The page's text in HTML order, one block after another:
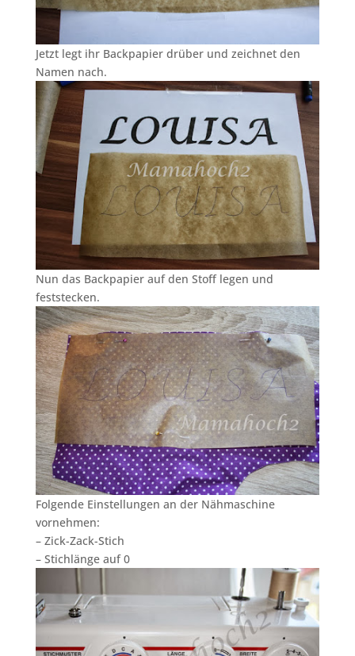
Jetzt legt ihr Backpapier drüber und zeichnet den
Namen nach.
Nun das Backpapier auf den Stoff legen und
feststecken.
Folgende Einstellungen an der Nähmaschine
vornehmen:
– Zick-Zack-Stich
– Stichlänge auf 0